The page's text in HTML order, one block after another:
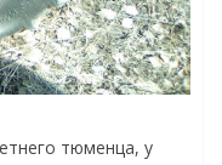
тюменца, у